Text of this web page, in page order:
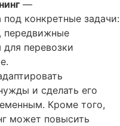
—
под конкретные задачи:
передвижные
перевозки
и сделать его
Кроме того,
может повысить